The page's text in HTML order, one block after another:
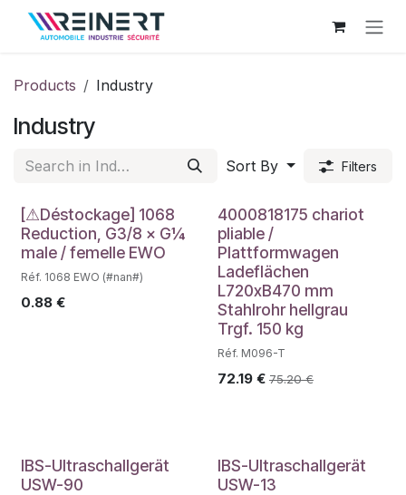
Skip to Content
Products Industry
Industry
Sort By Filters
Déstockage
[⚠Déstockage] 1068
Reduction, G3/8 × G¼
male / femelle EWO
Réf. 1068 EWO (#nan#)
0.88 €
4000818175 chariot
pliable /
Plattformwagen
Ladeflächen
L720xB470 mm
Stahlrohr hellgrau
Trgf. 150 kg
Réf. M096-T
72.19€ 75.20€
IBS-Ultraschallgerät
USW-90
IBS-Ultraschallgerät
USW-13